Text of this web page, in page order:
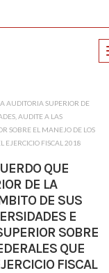
AUDITORIA SUPERIOR DE
AUDITE A LAS
SOBRE EL MANEJO DE LOS
EJERCICIO FISCAL 2018
QUE
DE LA
DE SUS
E
SOBRE
QUE
FISCAL